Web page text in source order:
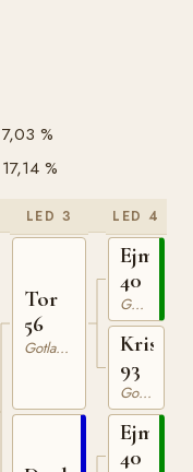
7,03 %
17,14 %
LED 3
Tor
56
Gotlandsruss
LED 4
Ejmund
40
Gotlandsruss
Kristina
93
Gotlandsruss
Ejmund
40